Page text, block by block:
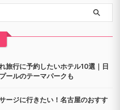
旅行に予約したいホテル10選｜日
ールのテーマパークも
ージに行きたい！名古屋のおすす